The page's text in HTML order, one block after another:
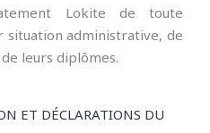
Lokite de toute
situation administrative, de
leurs diplômes.
ET DÉCLARATIONS DU